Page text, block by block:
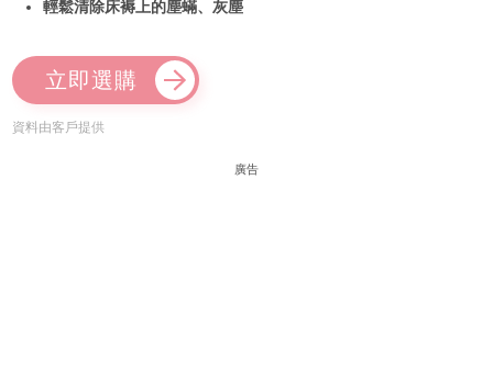
輕鬆清除床褥上的塵蟎、灰塵
立即選購
資料由客戶提供
廣告